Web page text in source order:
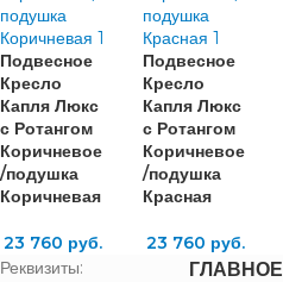
Подвесное
Кресло
Капля Люкс
с Ротангом
Коричневое
/подушка
Коричневая
23 760 руб.
Подвесное
Кресло
Капля Люкс
с Ротангом
Коричневое
/подушка
Красная
23 760 руб.
Реквизиты:
ГЛАВНОЕ